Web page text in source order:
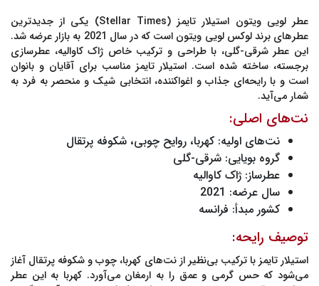
عطر لویی ویتون استیلار تایمز (Stellar Times)
یکی از جدیدترین
عطرهای برند لوکس لویی ویتون است که در سال 2021 به بازار عرضه شد.
این عطر شرقی-گلی، با طراحی و ترکیب خاص ژاک کاوالیه، عطرسازی
برجسته، ساخته شده است. استیلار تایمز مناسب برای آقایان و بانوان
است و با رایحه‌ای جذاب و اغواکننده، انتخابی شیک و منحصر به فرد به
شمار می‌آید.
نت‌های اصلی:
نت‌های اولیه: کهربا، روایح چوبی، شکوفه پرتقال
گروه بویایی: شرقی-گلی
عطرساز: ژاک کاوالیه
سال عرضه: 2021
کشور مبدأ: فرانسه
توصیف رایحه:
استیلار تایمزبا ترکیب بی‌نظیر از نت‌های کهربا، چوب و شکوفه پرتقال آغاز
می‌شود که حس گرمی و عمق را به ارمغان می‌آورد. کهربا به این عطر